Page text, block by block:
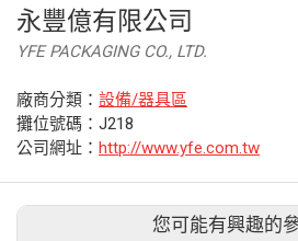
永豐億有限公司
YFE PACKAGING CO., LTD.
廠商分類： 設備/器具區
攤位號碼：J218
公司網址： http://www.yfe.com.tw
您可能有興趣的